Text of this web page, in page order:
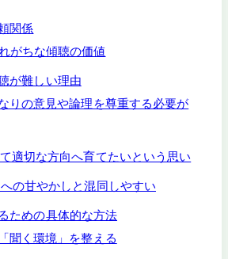
関係
がちな傾聴の価値
が難しい理由
りの意見や論理を尊重する必要が
適切な方向へ育てたいという思い
の甘やかしと混同しやすい
ための具体的な方法
聞く環境」を整える